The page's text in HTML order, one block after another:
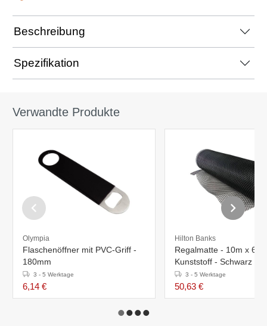
Beschreibung
Spezifikation
Verwandte Produkte
Olympia
Flaschenöffner mit PVC-Griff -
180mm
3 - 5 Werktage
6,14 €
Hilton Banks
Regalmatte - 10m x
Kunststoff - Schwarz
3 - 5 Werktage
50,63 €